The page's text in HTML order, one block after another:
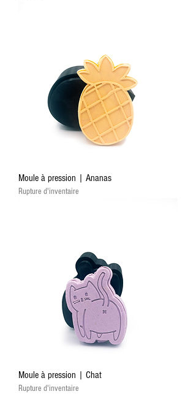
Moule à pression | Ananas
Rupture d'inventaire
Moule à pression | Chat
Rupture d'inventaire